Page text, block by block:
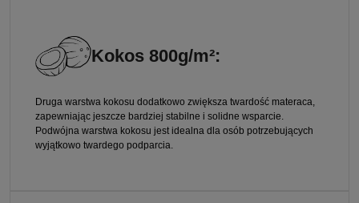
Kokos 800g/m²:
Druga warstwa kokosu dodatkowo zwiększa twardość materaca,
zapewniając jeszcze bardziej stabilne i solidne wsparcie.
Podwójna warstwa kokosu jest idealna dla osób potrzebujących
wyjątkowo twardego podparcia.